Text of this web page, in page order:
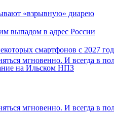
«взрывную» диарею
выпадом в адрес России
смартфонов с 2027
на Ильском НПЗ
мгновенно. И всегда в
мгновенно. И всегда в